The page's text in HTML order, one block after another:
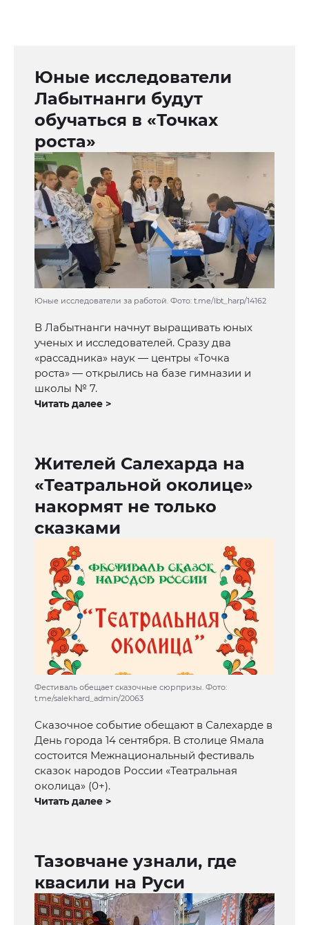
Юные исследователи
Лабытнанги будут
обучаться в «Точках
роста»
Юные исследователи за работой. Фото: t.me/lbt_harp/14162
В Лабытнанги начнут выращивать юных
ученых и исследователей. Сразу два
«рассадника» наук — центры «Точка
роста» — открылись на базе гимназии и
школы № 7.
Читать далее >
Жителей Салехарда на
«Театральной околице»
накормят не только
сказками
Фестиваль обещает сказочные сюрпризы. Фото:
t.me/salekhard_admin/20063
Сказочное событие обещают в Салехарде в
День города 14 сентября. В столице Ямала
состоится Межнациональный фестиваль
сказок народов России «Театральная
околица» (0+).
Читать далее >
Тазовчане узнали, где
квасили на Руси